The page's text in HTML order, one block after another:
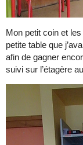
Mon petit coin et
petite table que
afin de gagner
suivi sur l’étagère